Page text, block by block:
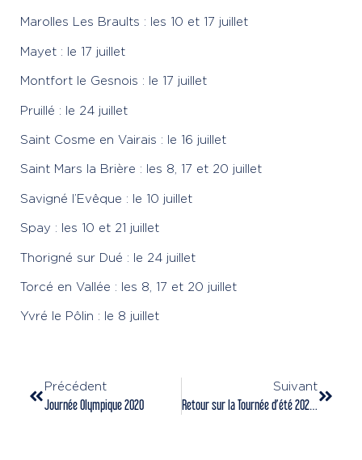
Marolles Les Braults : les 10 et 17 juillet
Mayet : le 17 juillet
Montfort le Gesnois : le 17 juillet
Pruillé : le 24 juillet
Saint Cosme en Vairais : le 16 juillet
Saint Mars la Brière : les 8, 17 et 20 juillet
Savigné l’Evêque : le 10 juillet
Spay : les 10 et 21 juillet
Thorigné sur Dué : le 24 juillet
Torcé en Vallée : les 8, 17 et 20 juillet
Yvré le Pôlin : le 8 juillet
Précédent
Journée Olympique 2020
Suivant
Retour sur la Tournée d’été 2020 !